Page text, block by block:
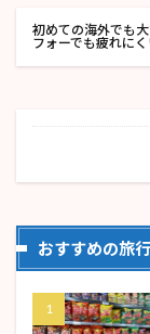
初めての海外でも
フォーでも疲れに
おすすめの旅